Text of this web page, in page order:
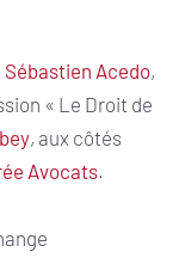
Sébastien Acedo,
« Le Droit de
, aux côtés
Avocats.